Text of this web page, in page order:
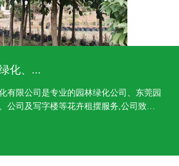
化、...
限公司是专业的园林绿化公司、东莞园
公司及写字楼等花卉租摆服务,公司致力